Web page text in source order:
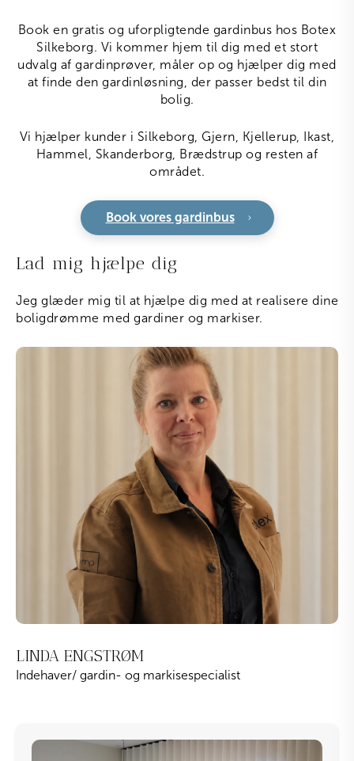
Book en gratis og uforpligtende gardinbus hos Botex
Silkeborg. Vi kommer hjem til dig med et stort
udvalg af gardinprøver, måler op og hjælper dig med
at finde den gardinløsning, der passer bedst til din
bolig.
Vi hjælper kunder i Silkeborg, Gjern, Kjellerup, Ikast,
Hammel, Skanderborg, Brædstrup og resten af
området.
Book vores gardinbus
Lad mig hjælpe dig
Jeg glæder mig til at hjælpe dig med at realisere dine
boligdrømme med gardiner og markiser.
LINDA ENGSTRØM
Indehaver/ gardin- og markisespecialist